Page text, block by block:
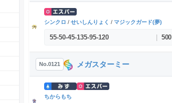
シンクロ / せいしんりょく / マジックガード(夢)
55-50-45-135-95-120 500
No.0121 メガスターミー
ちからもち